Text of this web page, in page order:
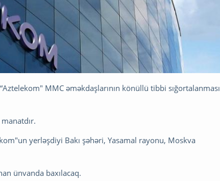
MMC əməkdaşlarının könüllü tibbi sığortalanması
yerləşdiyi Bakı şəhəri, Yasamal rayonu, Moskva
ünvanda baxılacaq.